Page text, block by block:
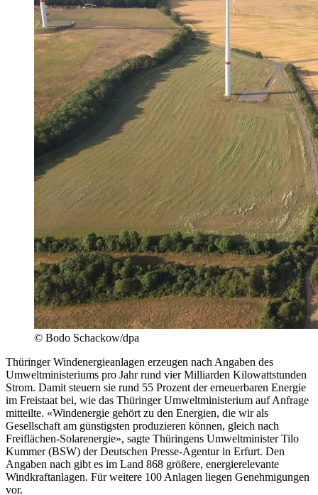
© Bodo Schackow/dpa
Thüringer Windenergieanlagen erzeugen nach Angaben des
Umweltministeriums pro Jahr rund vier Milliarden Kilowattstunden
Strom. Damit steuern sie rund 55 Prozent der erneuerbaren Energie
im Freistaat bei, wie das Thüringer Umweltministerium auf Anfrage
mitteilte. «Windenergie gehört zu den Energien, die wir als
Gesellschaft am günstigsten produzieren können, gleich nach
Freiflächen-Solarenergie», sagte Thüringens Umweltminister Tilo
Kummer (BSW) der Deutschen Presse-Agentur in Erfurt. Den
Angaben nach gibt es im Land 868 größere, energierelevante
Windkraftanlagen. Für weitere 100 Anlagen liegen Genehmigungen
vor.